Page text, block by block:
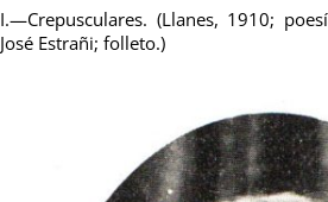
I.—Crepusculares. (Llanes, 1910;
José Estrañi; folleto.)